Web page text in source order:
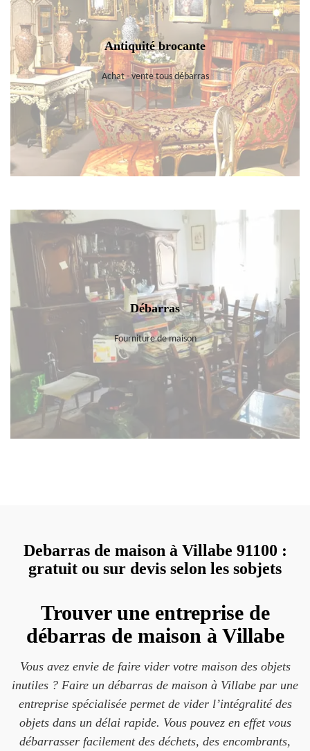
Antiquité brocante
Achat - vente tous débarras
Débarras
Fourniture de maison
Debarras de maison à Villabe 91100 :
gratuit ou sur devis selon les sobjets
Trouver une entreprise de
débarras de maison à Villabe
Vous avez envie de faire vider votre maison des objets
inutiles ? Faire un débarras de maison à Villabe par une
entreprise spécialisée permet de vider l’intégralité des
objets dans un délai rapide. Vous pouvez en effet vous
débarrasser facilement des déchets, des encombrants,